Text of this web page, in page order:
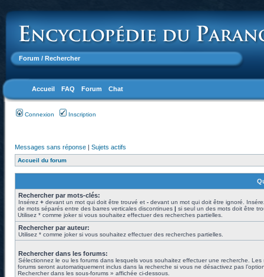
Forum / Rechercher
Accueil FAQ Forum Chat
Connexion Inscription
Messages sans réponse | Sujets actifs
Accueil du forum
Rechercher par mots-clés:
Insérez + devant un mot qui doit être trouvé et - devant un mot qui doit être ignoré.
de mots séparés entre des barres verticales discontinues | si seul un des mots doit être
Utilisez * comme joker si vous souhaitez effectuer des recherches partielles.
Rechercher par auteur:
Utilisez * comme joker si vous souhaitez effectuer des recherches partielles.
Rechercher dans les forums:
Sélectionnez le ou les forums dans lesquels vous souhaitez effectuer une recherche. Les
forums seront automatiquement inclus dans la recherche si vous ne désactivez pas
Rechercher dans les sous-forums » affichée ci-dessous.